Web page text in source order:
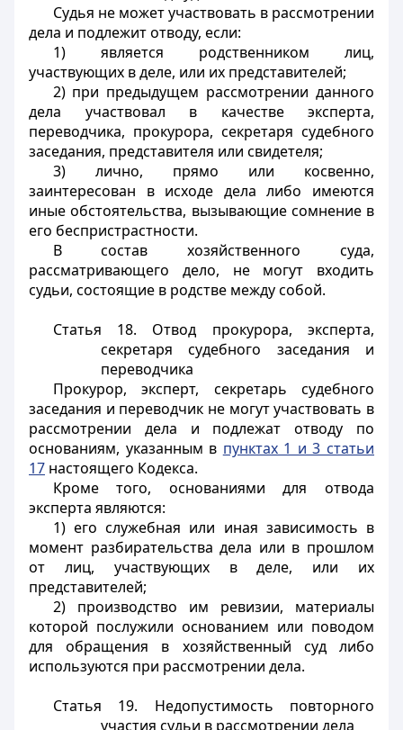
Судья не может участвовать в рассмотрении
дела и подлежит отводу, если:
1) является родственником лиц,
участвующих в деле, или их представителей;
2) при предыдущем рассмотрении данного
дела участвовал в качестве эксперта,
переводчика, прокурора, секретаря судебного
заседания, представителя или свидетеля;
3) лично, прямо или косвенно,
заинтересован в исходе дела либо имеются
иные обстоятельства, вызывающие сомнение в
его беспристрастности.
В состав хозяйственного суда,
рассматривающего дело, не могут входить
судьи, состоящие в родстве между собой.
Статья 18. Отвод прокурора, эксперта,
секретаря судебного заседания и
переводчика
Прокурор, эксперт, секретарь судебного
заседания и переводчик не могут участвовать в
рассмотрении дела и подлежат отводу по
основаниям, указанным в пунктах 1 и 3 статьи
17 настоящего Кодекса.
Кроме того, основаниями для отвода
эксперта являются:
1) его служебная или иная зависимость в
момент разбирательства дела или в прошлом
от лиц, участвующих в деле, или их
представителей;
2) производство им ревизии, материалы
которой послужили основанием или поводом
для обращения в хозяйственный суд либо
используются при рассмотрении дела.
Статья 19. Недопустимость повторного
участия судьи в рассмотрении дела